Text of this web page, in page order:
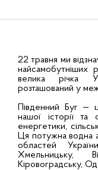
22 травня ми
найсамобутніших
велика річка
розташований у
Південний Буг —
нашої історії та
енергетики,
Ця потужна водна
областей
Хмельницьку,
Кіровоградську,